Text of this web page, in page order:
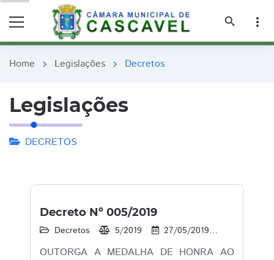
search
more_vert
Home chevron_right Legislações chevron_right Decretos
Legislações
DECRETOS
Decreto Nº 005/2019
Decretos 5/2019 27/05/2019
OUTORGA A MEDALHA DE HONRA AO